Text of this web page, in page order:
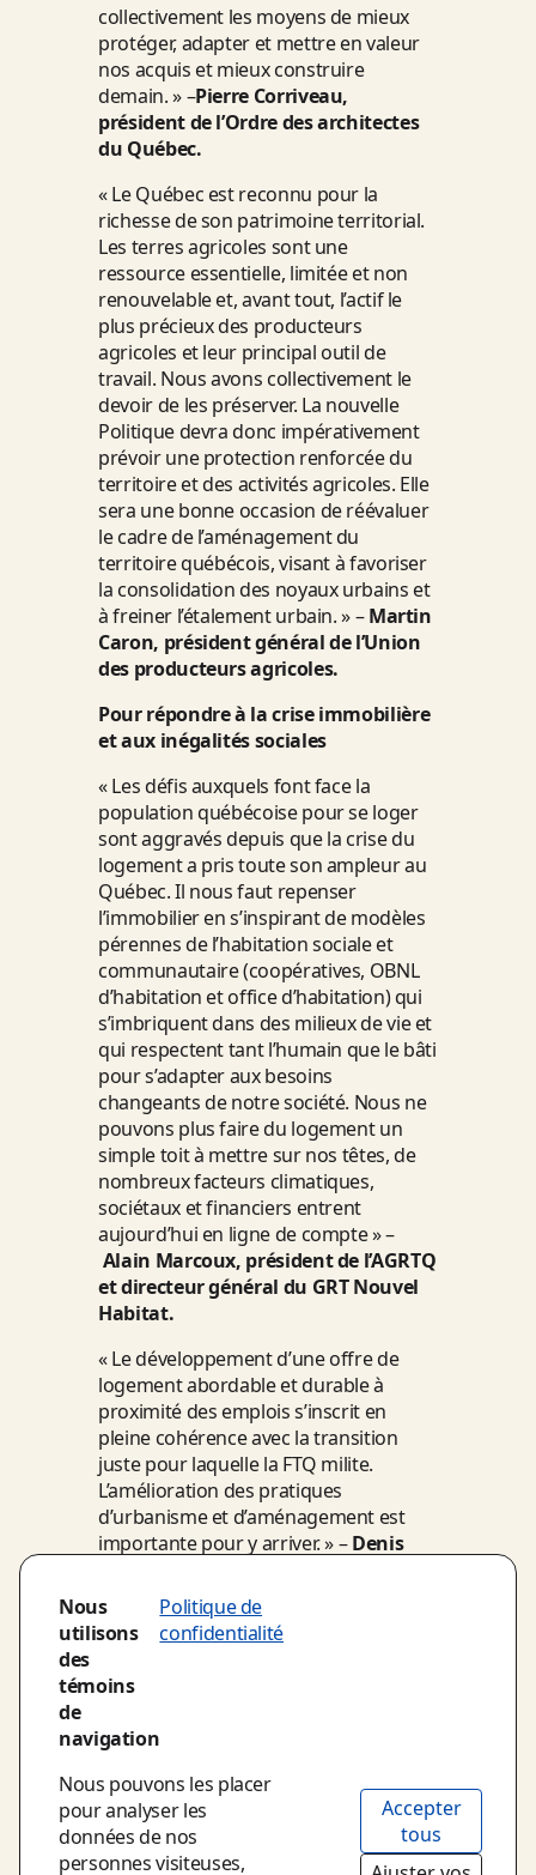
collectivement les moyens de mieux
protéger, adapter et mettre en valeur
nos acquis et mieux construire
demain. » –Pierre Corriveau,
président de l’Ordre des architectes
du Québec.
« Le Québec est reconnu pour la
richesse de son patrimoine territorial.
Les terres agricoles sont une
ressource essentielle, limitée et non
renouvelable et, avant tout, l’actif le
plus précieux des producteurs
agricoles et leur principal outil de
travail. Nous avons collectivement le
devoir de les préserver. La nouvelle
Politique devra donc impérativement
prévoir une protection renforcée du
territoire et des activités agricoles. Elle
sera une bonne occasion de réévaluer
le cadre de l’aménagement du
territoire québécois, visant à favoriser
la consolidation des noyaux urbains et
à freiner l’étalement urbain. » –Martin
Caron, président général de l’Union
des producteurs agricoles.
Pour répondre à la crise immobilière
et aux inégalités sociales
« Les défis auxquels font face la
population québécoise pour se loger
sont aggravés depuis que la crise du
logement a pris toute son ampleur au
Québec. Il nous faut repenser
l’immobilier en s’inspirant de modèles
pérennes de l’habitation sociale et
communautaire (coopératives, OBNL
d’habitation et office d’habitation) qui
s’imbriquent dans des milieux de vie et
qui respectent tant l’humain que le bâti
pour s’adapter aux besoins
changeants de notre société. Nous ne
pouvons plus faire du logement un
simple toit à mettre sur nos têtes, de
nombreux facteurs climatiques,
sociétaux et financiers entrent
aujourd’hui en ligne de compte » –
Alain Marcoux, président de l’AGRTQ
et directeur général du GRT Nouvel
Habitat.
« Le développement d’une offre de
logement abordable et durable à
proximité des emplois s’inscrit en
pleine cohérence avec la transition
juste pour laquelle la FTQ milite.
L’amélioration des pratiques
d’urbanisme et d’aménagement est
importante pour y arriver. » –Denis
« Pour un aménagement du territoire
qui soit réellement inclusif, il est
populations à risque d’exclusion:
incontournables, sans oublier la
possibilité de participer aux décisions
qui les concernent. » –
Daniel Baril,
président, Coalition des organismes
communautaires pour le
Nous
utilisons
des
témoins
de
navigation
Politique de
confidentialité
Nous pouvons les placer
pour analyser les
données de nos
personnes visiteuses,
Accepter
tous